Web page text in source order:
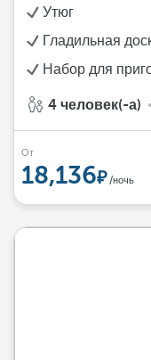
Утюг
Гладильная
Набор для
4 человек(-а)
От
18,136 /ночь